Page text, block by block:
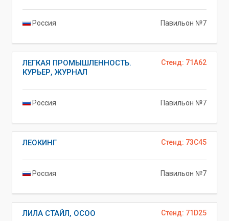
Россия Павильон №7
Стенд: 71A62
ЛЕГКАЯ ПРОМЫШЛЕННОСТЬ.
КУРЬЕР, ЖУРНАЛ
Россия Павильон №7
Стенд: 73C45
ЛЕОКИНГ
Россия Павильон №7
Стенд: 71D25
ЛИЛА СТАЙЛ, ОСОО